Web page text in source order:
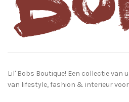
Lil' Bobs Boutique! Een collectie van
van lifestyle, fashion & interieur